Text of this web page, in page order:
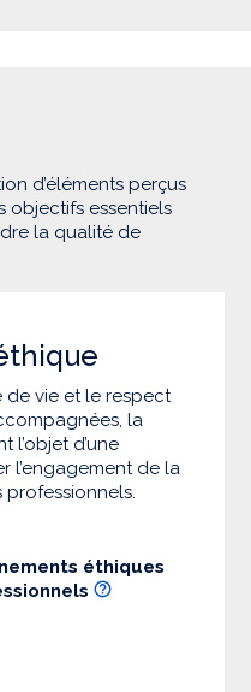
d’éléments perçus
objectifs essentiels
la qualité de
de vie et le respect
la
l’objet d’une
l’engagement de la
professionnels.
éthiques